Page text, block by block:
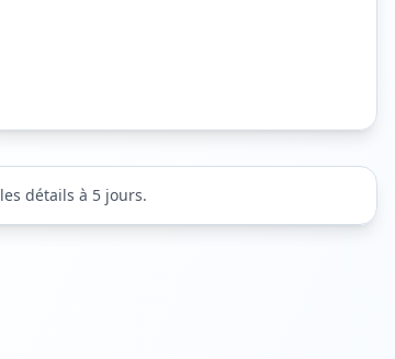
détails à 5 jours.